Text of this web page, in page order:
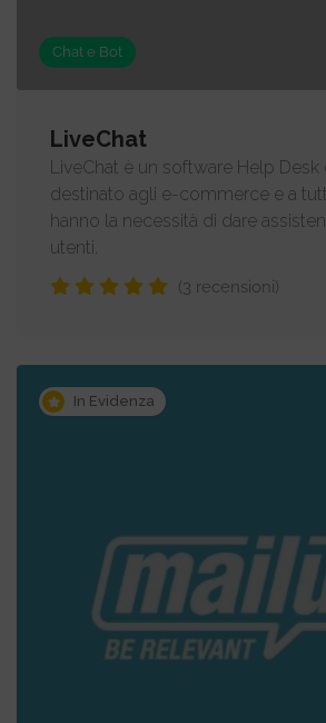
Chat e Bot
LiveChat
LiveChat è un software Help Desk
destinato agli e-commerce e a
hanno la necessità di dare
utenti.
(3 recensioni)
In Evidenza